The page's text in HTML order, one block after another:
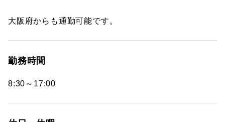
大阪府からも通勤可能です。
勤務時間
8:30～17:00